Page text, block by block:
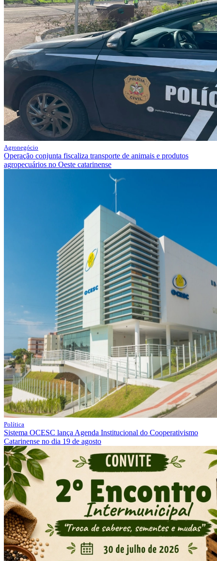
Agronegócio
Operação conjunta fiscaliza transporte de animais e produtos
agropecuários no Oeste catarinense
Política
Sistema OCESC lança Agenda Institucional do Cooperativismo
Catarinense no dia 19 de agosto